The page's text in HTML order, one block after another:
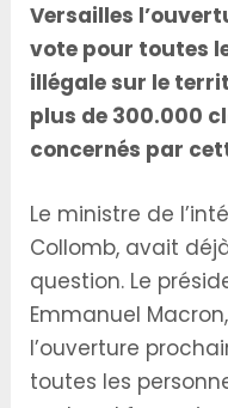
Versailles
vote pour toutes
illégale sur le
plus de 300.000
concernés par
Le ministre de
Collomb, avait
question. Le
Emmanuel
l’ouverture
toutes les